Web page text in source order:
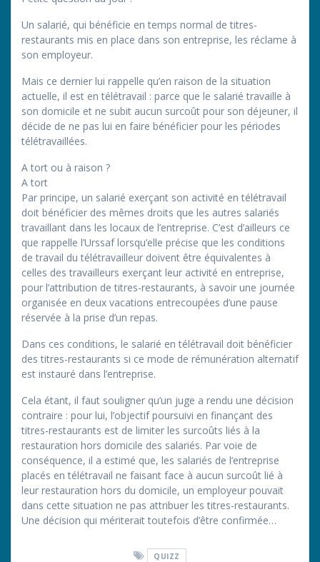
Un salarié, qui bénéficie en temps normal de titres-
restaurants mis en place dans son entreprise, les réclame à
son employeur.
Mais ce dernier lui rappelle qu’en raison de la situation
actuelle, il est en télétravail : parce que le salarié travaille à
son domicile et ne subit aucun surcoût pour son déjeuner, il
décide de ne pas lui en faire bénéficier pour les périodes
télétravaillées.
A tort ou à raison ?
A tort
Par principe, un salarié exerçant son activité en télétravail
doit bénéficier des mêmes droits que les autres salariés
travaillant dans les locaux de l’entreprise. C’est d’ailleurs ce
que rappelle l’Urssaf lorsqu’elle précise que les conditions
de travail du télétravailleur doivent être équivalentes à
celles des travailleurs exerçant leur activité en entreprise,
pour l’attribution de titres-restaurants, à savoir une journée
organisée en deux vacations entrecoupées d’une pause
réservée à la prise d’un repas.
Dans ces conditions, le salarié en télétravail doit bénéficier
des titres-restaurants si ce mode de rémunération alternatif
est instauré dans l’entreprise.
Cela étant, il faut souligner qu’un juge a rendu une décision
contraire : pour lui, l’objectif poursuivi en finançant des
titres-restaurants est de limiter les surcoûts liés à la
restauration hors domicile des salariés. Par voie de
conséquence, il a estimé que, les salariés de l’entreprise
placés en télétravail ne faisant face à aucun surcoût lié à
leur restauration hors du domicile, un employeur pouvait
dans cette situation ne pas attribuer les titres-restaurants.
Une décision qui mériterait toutefois d’être confirmée…
QUIZZ